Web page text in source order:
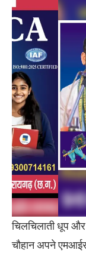
चिलचिलाती धूप और
चौहान अपने